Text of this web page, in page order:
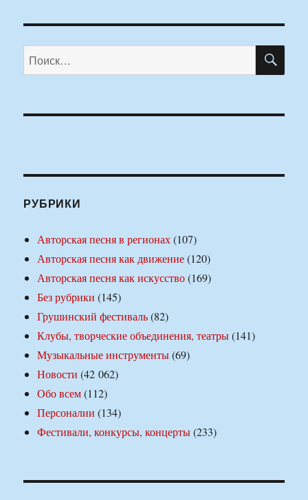
Искать:
РУБРИКИ
Авторская песня в регионах(107)
Авторская песня как движение(120)
Авторская песня как искусство(169)
Без рубрики (145)
Грушинский фестиваль(82)
Клубы, творческие объединения, театры(141)
Музыкальные инструменты(69)
Новости (42 062)
Обо всем(112)
Персоналии (134)
Фестивали, конкурсы, концерты(233)